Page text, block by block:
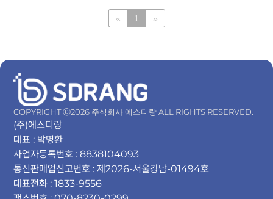
« 1 »
COPYRIGHT ⓒ2026 주식회사 에스디랑 ALL RIGHTS RESERVED.
(주)에스디랑
대표 : 박명환
사업자등록번호 : 8838104093
통신판매업신고번호 : 제2026-서울강남-01494호
대표전화 : 1833-9556